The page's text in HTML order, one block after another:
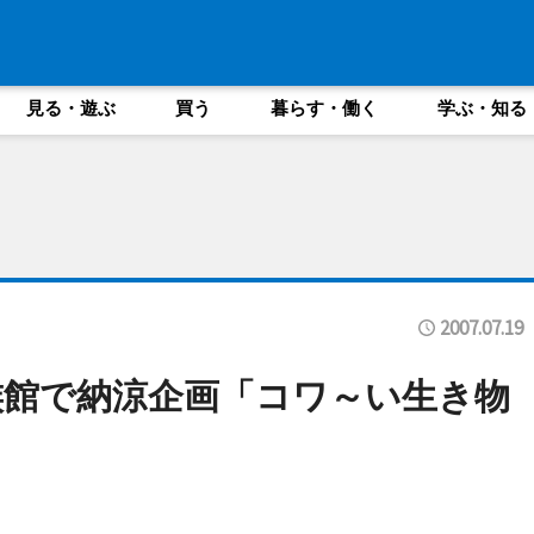
見る・遊ぶ 買う 暮らす・働く 学ぶ・知る
2007.07.19
で納涼企画「コワ～い生き物